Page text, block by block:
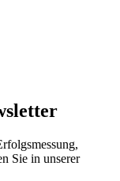
Sie in unserer